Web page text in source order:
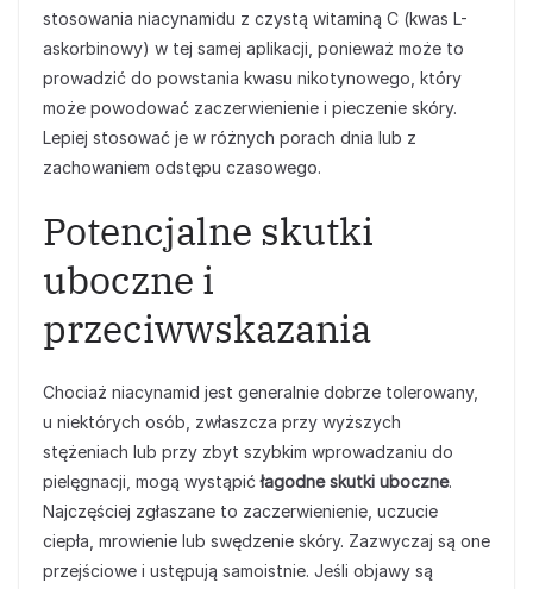
stosowania niacynamidu z czystą witaminą C (kwas L-
askorbinowy) w tej samej aplikacji, ponieważ może to
prowadzić do powstania kwasu nikotynowego, który
może powodować zaczerwienienie i pieczenie skóry.
Lepiej stosować je w różnych porach dnia lub z
zachowaniem odstępu czasowego.
Potencjalne skutki
uboczne i
przeciwwskazania
Chociaż niacynamid jest generalnie dobrze tolerowany,
u niektórych osób, zwłaszcza przy wyższych
stężeniach lub przy zbyt szybkim wprowadzaniu do
pielęgnacji, mogą wystąpićłagodne skutki uboczne.
Najczęściej zgłaszane to zaczerwienienie, uczucie
ciepła, mrowienie lub swędzenie skóry. Zazwyczaj są one
przejściowe i ustępują samoistnie. Jeśli objawy są